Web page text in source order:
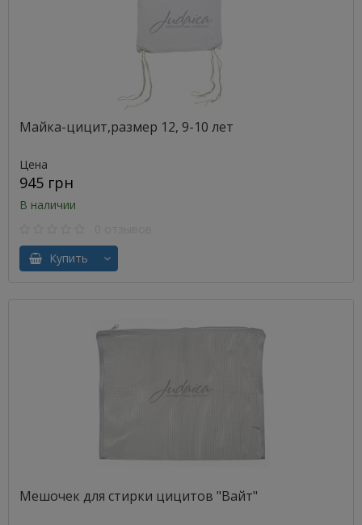
Майка-цицит,размер 12, 9-10 лет
Цена
945 грн
В наличии
Купить
Мешочек для стирки цицитов "Вайт"